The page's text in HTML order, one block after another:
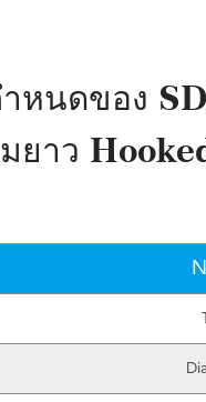
หนดของ
ยาว